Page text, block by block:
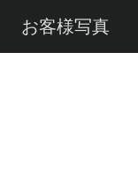
お客様写真